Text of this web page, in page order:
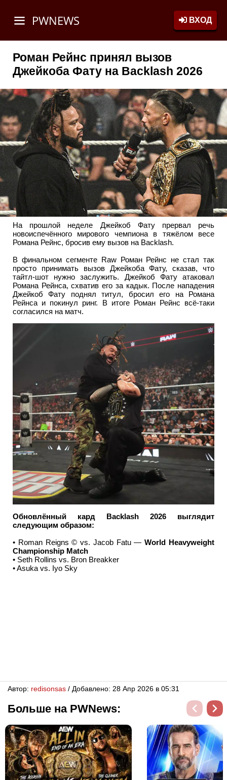
PWNEWS ВХОД
Роман Рейнс принял вызов
Джейкоба Фату на Backlash 2026
На прошлой неделе Джейкоб Фату прервал речь
новоиспечённого мирового чемпиона в тяжёлом весе
Романа Рейнс, бросив ему вызов на Backlash.
В финальном сегменте Raw Роман Рейнс не стал так
просто принимать вызов Джейкоба Фату, сказав, что
тайтл-шот нужно заслужить. Джейкоб Фату атаковал
Романа Рейнса, схватив его за кадык. После нападения
Джейкоб Фату поднял титул, бросил его на Романа
Рейнса и покинул ринг. В итоге Роман Рейнс всё-таки
согласился на матч.
Обновлённый кард Backlash 2026 выглядит
следующим образом:
• Roman Reigns © vs. Jacob Fatu —World Heavyweight
Championship Match
• Seth Rollins vs. Bron Breakker
• Asuka vs. Iyo Sky
Автор: redisonsas / Добавлено: 28 Апр 2026 в 05:31
Больше на PWNews: